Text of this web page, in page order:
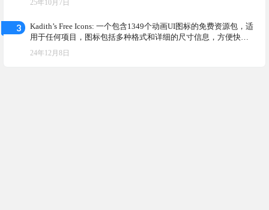
25年10月7日
3
Kadith’s Free Icons: 一个包含1349个动画UI图标的免费资源包，适
用于任何项目，图标包括多种格式和详细的尺寸信息，方便快速
集成到游戏引擎中
24年12月8日